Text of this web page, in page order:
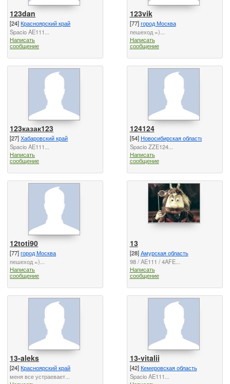
123dan
[24]Красноярский край
Spacio AE111...
Написать
сообщение
123vik
[77]город Москва
пешеход =)...
Написать
сообщение
123казак123
[27]Хабаровский край
Spacio AE111...
Написать
сообщение
124124
[54]Новосибирская область
Spacio ZZE124...
Написать
сообщение
12toti90
[77]город Москва
пешеход =)...
Написать
сообщение
13
[28]Амурская область
98 / AE111 / 4AFE...
Написать
сообщение
13-aleks
[24]Красноярский край
меня все устраевает...
13-vitalii
[42]Кемеровская область
Spacio AE111...